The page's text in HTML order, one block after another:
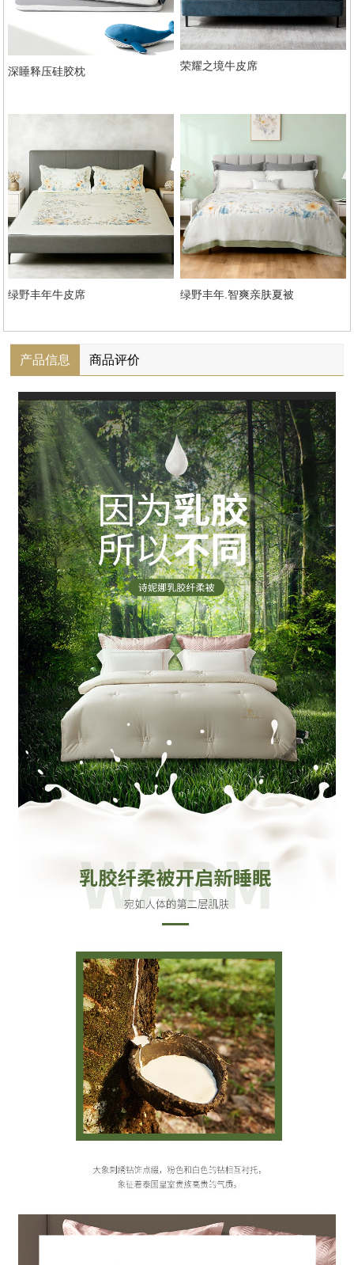
深睡释压硅胶枕 荣耀之境牛皮席
绿野丰年牛皮席 绿野丰年.智爽亲肤夏被
产品信息 商品评价